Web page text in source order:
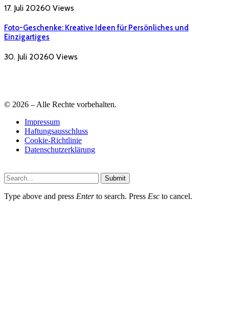
17. Juli 20260 Views
Foto-Geschenke: Kreative Ideen für Persönliches und
Einzigartiges
30. Juli 20260 Views
© 2026 – Alle Rechte vorbehalten.
Impressum
Haftungsausschluss
Cookie-Richtlinie
Datenschutzerklärung
Submit
Type above and press Enterto search. Press Esc to cancel.